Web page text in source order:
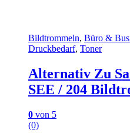
Bildtrommeln, Büro &
Druckbedarf, Toner
Alternativ Zu
SEE / 204
0 von 5
(0)